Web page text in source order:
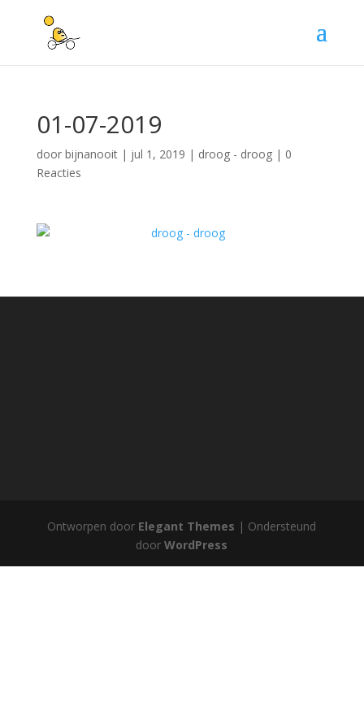
01-07-2019
door bijnanooit| jul 1, 2019 | droog - droog| 0
Reacties
Ontworpen door Elegant Themes | Ondersteund
doorWordPress